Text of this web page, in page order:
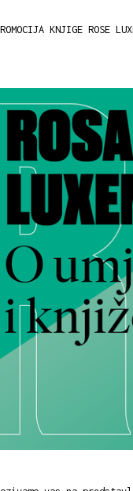
KNJIGE ROSE